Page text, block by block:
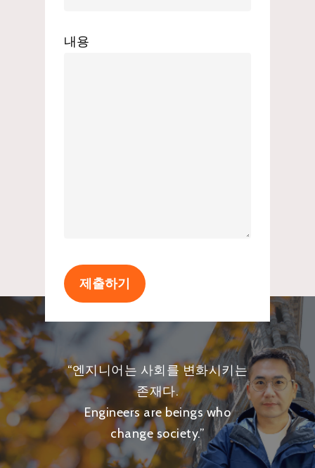
내용
“엔지니어는 사회를 변화시키는
존재다.
Engineers are beings who
change society.”